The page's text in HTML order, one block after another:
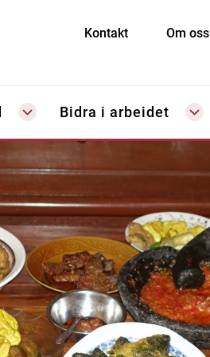
Kontakt Om oss
Bidra i arbeidet